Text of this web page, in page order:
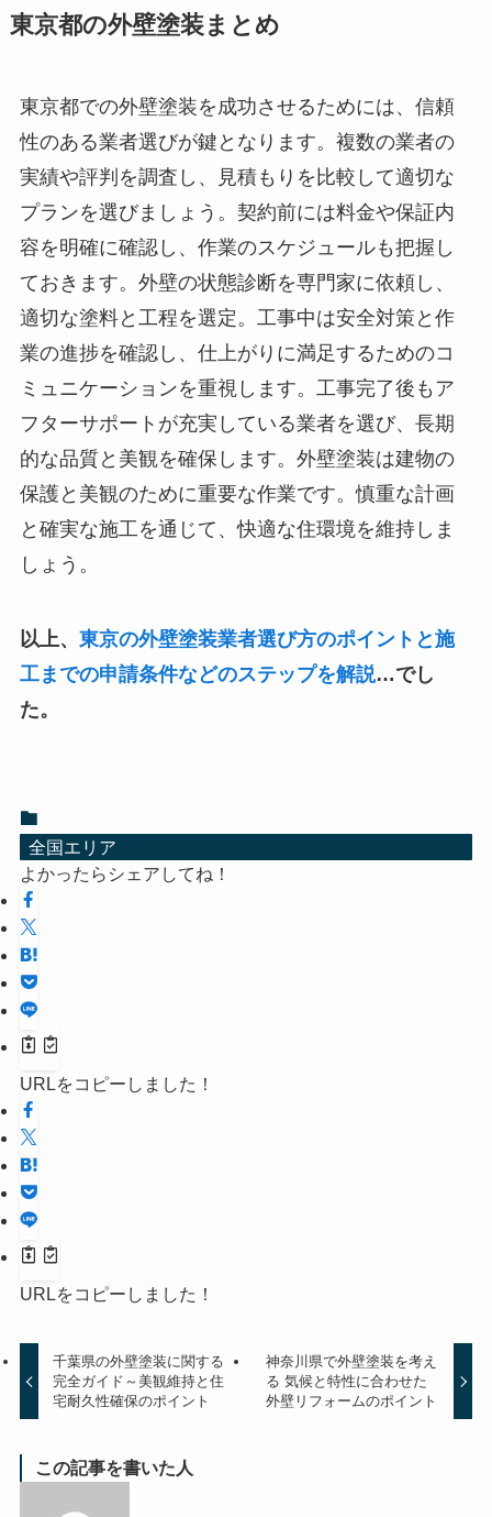
東京都の外壁塗装まとめ
東京都での外壁塗装を成功させるためには、信頼
性のある業者選びが鍵となります。複数の業者の
実績や評判を調査し、見積もりを比較して適切な
プランを選びましょう。契約前には料金や保証内
容を明確に確認し、作業のスケジュールも把握し
ておきます。外壁の状態診断を専門家に依頼し、
適切な塗料と工程を選定。工事中は安全対策と作
業の進捗を確認し、仕上がりに満足するためのコ
ミュニケーションを重視します。工事完了後もア
フターサポートが充実している業者を選び、長期
的な品質と美観を確保します。外壁塗装は建物の
保護と美観のために重要な作業です。慎重な計画
と確実な施工を通じて、快適な住環境を維持しま
しょう。
以上、 東京の外壁塗装業者選び方のポイントと施
工までの申請条件などのステップを解説…でし
た。
全国エリア
よかったらシェアしてね！
URLをコピーしました！
URLをコピーしました！
千葉県の外壁塗装に関する
完全ガイド～美観維持と住
宅耐久性確保のポイント
神奈川県で外壁塗装を考え
る 気候と特性に合わせた
外壁リフォームのポイント
この記事を書いた人